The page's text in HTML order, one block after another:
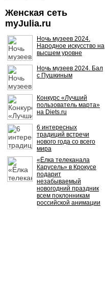
Женская сеть
myJulia.ru
Ночь музеев 2024.
Народное искусство на
высшем уровне
Ночь музеев 2024. Бал
с Пушкиным
Конкурс «Лучший
пользователь марта»
на Diets.ru
6 интересных
традиций встречи
нового года со всего
мира
«Ёлка телеканала
Карусель» в Крокусе
подарит
незабываемый
новогодний праздник
всем поклонникам
российской анимации